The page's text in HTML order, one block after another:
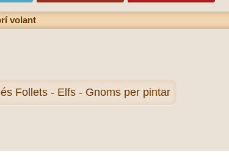
volant
Follets - Elfs - Gnoms per pintar